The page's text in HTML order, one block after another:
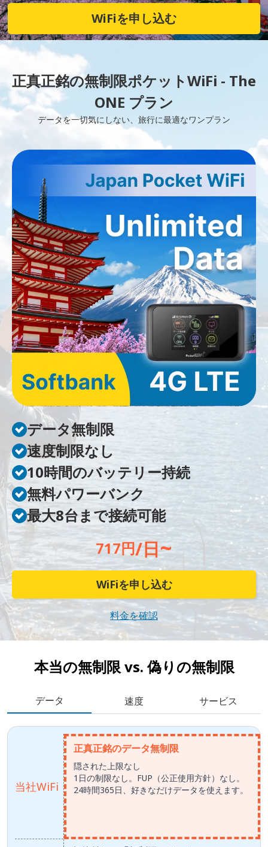
WiFiを申し込む
正真正銘の無制限ポケットWiFi - The
ONE プラン
データを一切気にしない、旅行に最適なワンプラン
データ無制限
速度制限なし
10時間のバッテリー持続
無料パワーバンク
最大8台まで接続可能
717円/日~
WiFiを申し込む
料金を確認
本当の無制限 vs.偽りの無制限
データ 速度 サービス
当社WiFi
正真正銘のデータ無制限
隠された上限なし
1日の制限なし。FUP（公正使用方針）なし。
24時間365日、好きなだけデータを使えます。